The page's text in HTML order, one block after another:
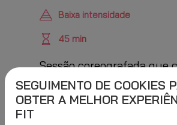
Baixa intensidade
45 min
Sessão coreografada que
melhor de vários métodos
Ioga, TaiChi e
SEGUIMENTO DE COOKIES
OBTER A MELHOR
FIT